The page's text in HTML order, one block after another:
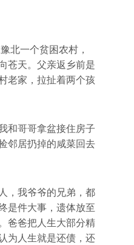
北一个贫困农村，
苍天。父亲返乡前是
老家，拉扯着两个孩
和哥哥拿盆接住房子
邻居扔掉的咸菜回去
，我爷爷的兄弟，都
是件大事，遗体放至
爸爸把人生大部分精
为人生就是还债，还